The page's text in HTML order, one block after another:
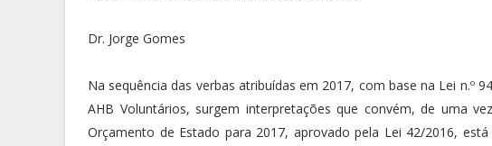
Dr. Jorge Gomes
Na sequência das verbas atribuídas em 2017, com base na Lei n.º
AHB Voluntários, surgem interpretações que convém, de uma
Orçamento de Estado para 2017, aprovado pela Lei 42/2016,